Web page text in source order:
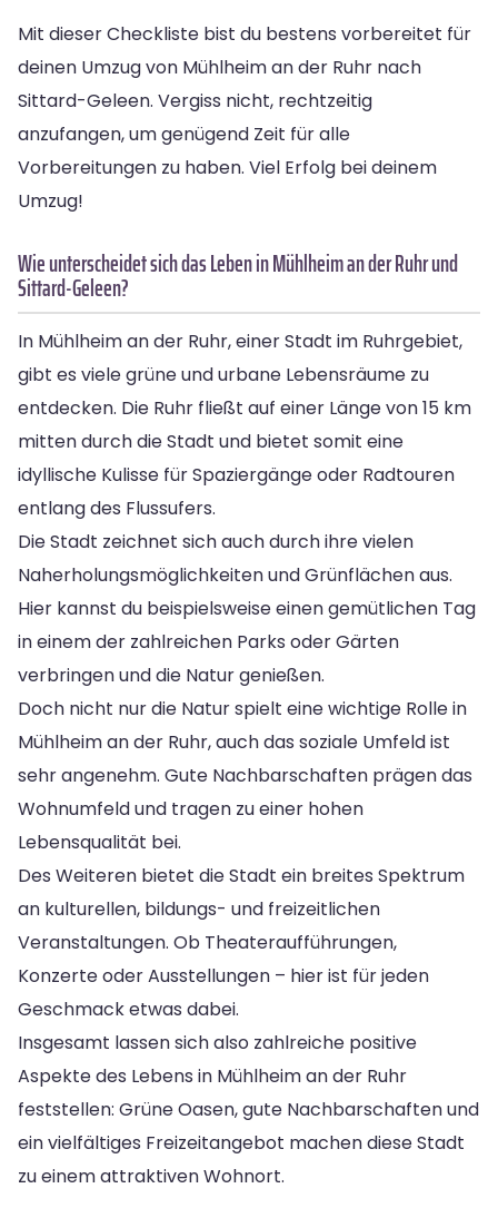
Mit dieser Checkliste bist du bestens vorbereitet für
deinen Umzug von Mühlheim an der Ruhr nach
Sittard-Geleen. Vergiss nicht, rechtzeitig
anzufangen, um genügend Zeit für alle
Vorbereitungen zu haben. Viel Erfolg bei deinem
Umzug!
Wie unterscheidet sich das Leben in Mühlheim an der Ruhr und
Sittard-Geleen?
In Mühlheim an der Ruhr, einer Stadt im Ruhrgebiet,
gibt es viele grüne und urbane Lebensräume zu
entdecken. Die Ruhr fließt auf einer Länge von 15 km
mitten durch die Stadt und bietet somit eine
idyllische Kulisse für Spaziergänge oder Radtouren
entlang des Flussufers.
Die Stadt zeichnet sich auch durch ihre vielen
Naherholungsmöglichkeiten und Grünflächen aus.
Hier kannst du beispielsweise einen gemütlichen Tag
in einem der zahlreichen Parks oder Gärten
verbringen und die Natur genießen.
Doch nicht nur die Natur spielt eine wichtige Rolle in
Mühlheim an der Ruhr, auch das soziale Umfeld ist
sehr angenehm. Gute Nachbarschaften prägen das
Wohnumfeld und tragen zu einer hohen
Lebensqualität bei.
Des Weiteren bietet die Stadt ein breites Spektrum
an kulturellen, bildungs- und freizeitlichen
Veranstaltungen. Ob Theateraufführungen,
Konzerte oder Ausstellungen – hier ist für jeden
Geschmack etwas dabei.
Insgesamt lassen sich also zahlreiche positive
Aspekte des Lebens in Mühlheim an der Ruhr
feststellen: Grüne Oasen, gute Nachbarschaften und
ein vielfältiges Freizeitangebot machen diese Stadt
zu einem attraktiven Wohnort.